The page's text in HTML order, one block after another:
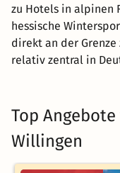
zu Hotels in alpinen
hessische
direkt an der
relativ zentral in
Top
Willingen